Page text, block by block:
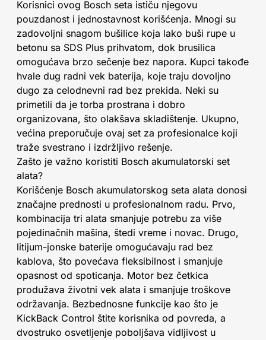
Korisnici ovog Bosch seta ističu njegovu
pouzdanost i jednostavnost korišćenja. Mnogi su
zadovoljni snagom bušilice koja lako buši rupe u
betonu sa SDS Plus prihvatom, dok brusilica
omogućava brzo sečenje bez napora. Kupci takođe
hvale dug radni vek baterija, koje traju dovoljno
dugo za celodnevni rad bez prekida. Neki su
primetili da je torba prostrana i dobro
organizovana, što olakšava skladištenje. Ukupno,
većina preporučuje ovaj set za profesionalce koji
traže svestrano i izdržljivo rešenje.
Zašto je važno koristiti Bosch akumulatorski set
alata?
Korišćenje Bosch akumulatorskog seta alata donosi
značajne prednosti u profesionalnom radu. Prvo,
kombinacija tri alata smanjuje potrebu za više
pojedinačnih mašina, štedi vreme i novac. Drugo,
litijum-jonske baterije omogućavaju rad bez
kablova, što povećava fleksibilnost i smanjuje
opasnost od spoticanja. Motor bez četkica
produžava životni vek alata i smanjuje troškove
održavanja. Bezbednosne funkcije kao što je
KickBack Control štite korisnika od povreda, a
dvostruko osvetljenje poboljšava vidljivost u